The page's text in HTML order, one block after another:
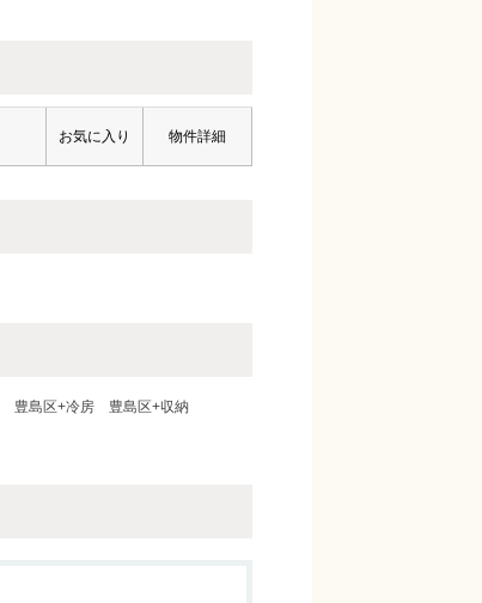
お気に入り 物件詳細
豊島区+冷房 豊島区+収納